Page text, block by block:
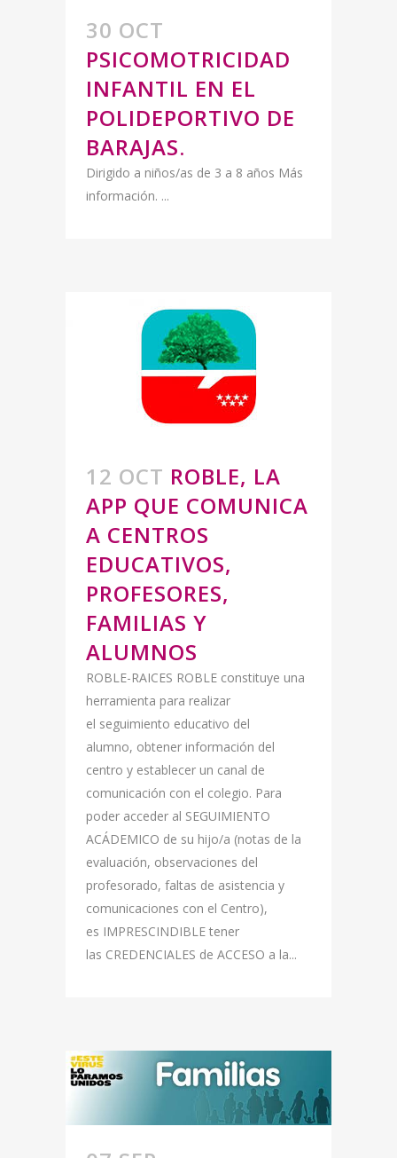
30 OCT
PSICOMOTRICIDAD
INFANTIL EN EL
POLIDEPORTIVO DE
BARAJAS.
Dirigido a niños/as de 3 a 8 años Más
información. ...
12 OCT ROBLE, LA
APP QUE COMUNICA
A CENTROS
EDUCATIVOS,
PROFESORES,
FAMILIAS Y
ALUMNOS
ROBLE-RAICES ROBLE constituye una
herramienta para realizar
el seguimiento educativo del
alumno, obtener información del
centro y establecer un canal de
comunicación con el colegio. Para
poder acceder al SEGUIMIENTO
ACÁDEMICO de su hijo/a (notas de la
evaluación, observaciones del
profesorado, faltas de asistencia y
comunicaciones con el Centro),
es IMPRESCINDIBLE tener
las CREDENCIALES de ACCESO a la...